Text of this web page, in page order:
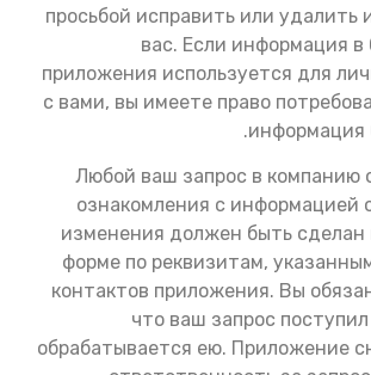
просьбой исправить или
вас. Если информация в
приложения используется для
с вами, вы имеете право
информация
Любой ваш запрос в компанию
ознакомления с информацией
изменения должен быть сделан
форме по реквизитам,
контактов приложения. Вы
что ваш запрос
обрабатывается ею. Приложение